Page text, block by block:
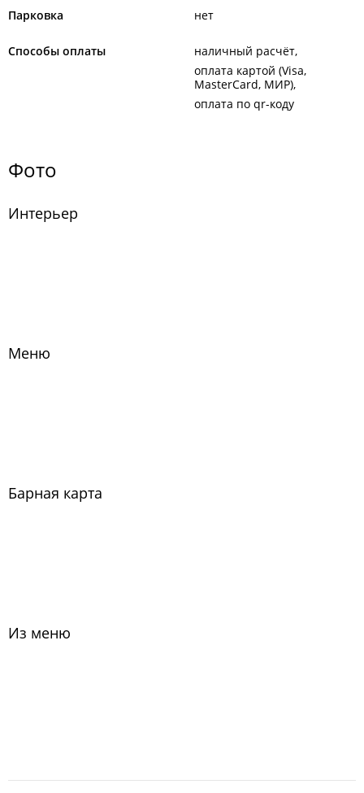
Парковка нет
Способы оплаты
наличный расчёт
оплата картой (Visa,
MasterCard, МИР)
оплата по qr-коду
Фото
Интерьер
Меню
Барная карта
Из меню